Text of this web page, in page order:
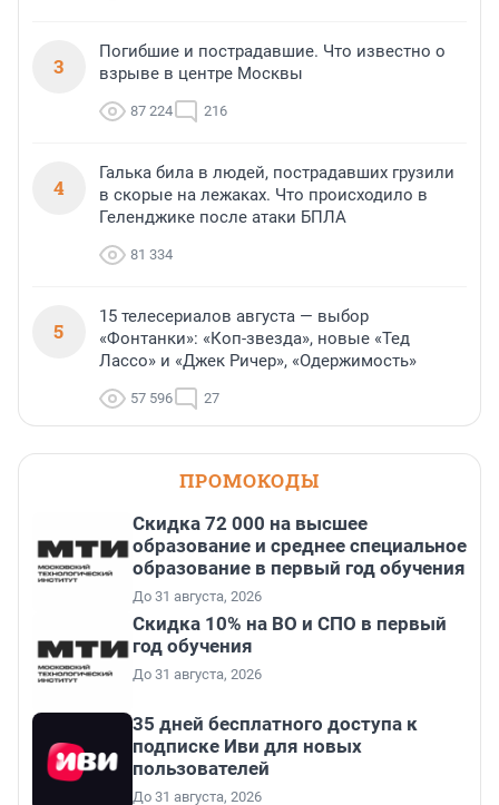
3
Погибшие и пострадавшие. Что известно о
взрыве в центре Москвы
87 224 216
4
Галька била в людей, пострадавших грузили
в скорые на лежаках. Что происходило в
Геленджике после атаки БПЛА
81 334
5
15 телесериалов августа — выбор
«Фонтанки»: «Коп-звезда», новые «Тед
Лассо» и «Джек Ричер», «Одержимость»
57 596 27
ПРОМОКОДЫ
Скидка 72 000 на высшее
образование и среднее специальное
образование в первый год обучения
До 31 августа, 2026
Скидка 10% на ВО и СПО в первый
год обучения
До 31 августа, 2026
35 дней бесплатного доступа к
подписке Иви для новых
пользователей
До 31 августа, 2026